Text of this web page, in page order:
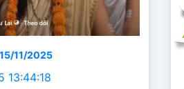
11/2025
13:44:18